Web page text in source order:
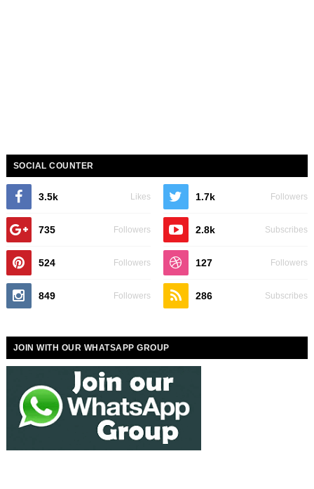
SOCIAL COUNTER
3.5k Likes 1.7k Followers
735 Followers 2.8k Subscribes
524 Followers 127 Followers
849 Followers 286 Subscribes
JOIN WITH OUR WHATSAPP GROUP